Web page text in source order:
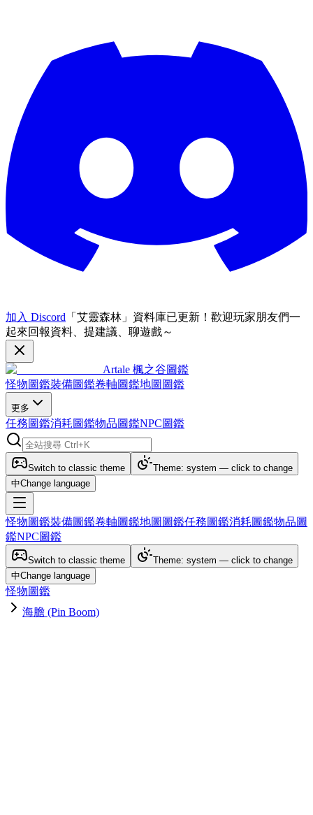
加入 Discord 「艾靈森林」資料庫已更新！歡迎玩家朋友們一
起來回報資料、提建議、聊遊戲～
Artale 楓之谷圖鑑
怪物圖鑑裝備圖鑑卷軸圖鑑地圖圖鑑
更多
任務圖鑑消耗圖鑑物品圖鑑NPC圖鑑
Switch to classic theme
Theme: system — click to change
中Change language
怪物圖鑑裝備圖鑑卷軸圖鑑地圖圖鑑任務圖鑑消耗圖鑑物品圖
鑑NPC圖鑑
Switch to classic theme
Theme: system — click to change
中Change language
怪物圖鑑
海膽 (Pin Boom)